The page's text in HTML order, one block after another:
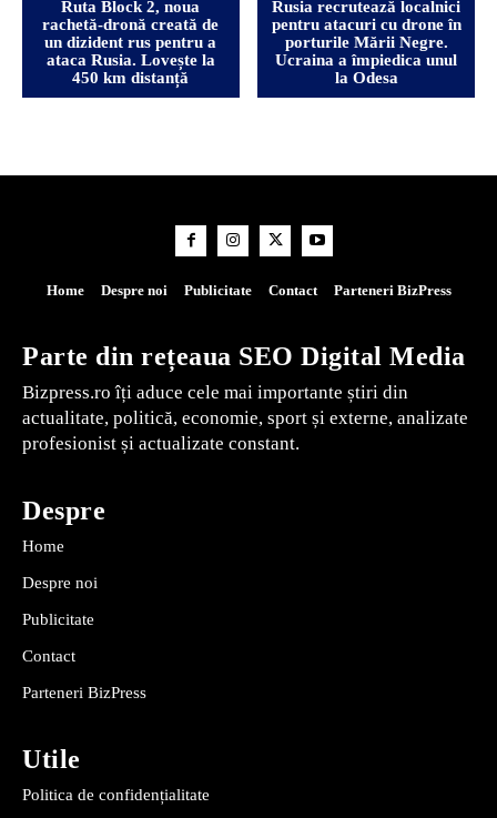
Ruta Block 2, noua
rachetă-dronă creată de
un dizident rus pentru a
ataca Rusia. Lovește la
450 km distanță
Rusia recrutează localnici
pentru atacuri cu drone în
porturile Mării Negre.
Ucraina a împiedica unul
la Odesa
Home Despre noi Publicitate Contact Parteneri BizPress
Parte din rețeaua SEO Digital Media
Bizpress.ro îți aduce cele mai importante știri din
actualitate, politică, economie, sport și externe, analizate
profesionist și actualizate constant.
Despre
Home
Despre noi
Publicitate
Contact
Parteneri BizPress
Utile
Politica de confidențialitate